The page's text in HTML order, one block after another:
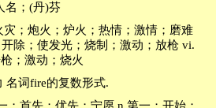
名；(丹)芬
灾；炮火；炉火；热情；激情；磨难
除；使发光；烧制；激动；放枪 vi.
；激动；烧火
名词fire的复数形式.